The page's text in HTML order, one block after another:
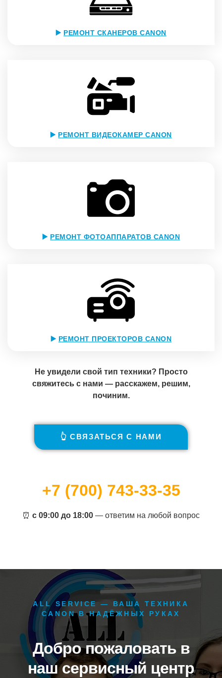
▶️ РЕМОНТ СКАНЕРОВ CANON
▶️ РЕМОНТ ВИДЕОКАМЕР CANON
▶️ РЕМОНТ ФОТОАППАРАТОВ CANON
▶️ РЕМОНТ ПРОЕКТОРОВ CANON
Не увидели свой тип техники? Просто
свяжитесь с нами — расскажем, решим,
починим.
👆 СВЯЗАТЬСЯ С НАМИ
+7 (700) 743-33-35
⏰ с 09:00 до 18:00 — ответим на любой вопрос
ALL SERVICE — ВАША ТЕХНИКА
CANON В НАДЁЖНЫХ РУКАХ
Добро пожаловать в
наш сервисный центр